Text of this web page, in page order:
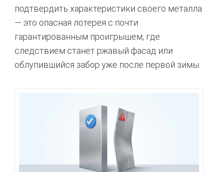
подтвердить характеристики своего металла
— это опасная лотерея с почти
гарантированным проигрышем, где
следствием станет ржавый фасад или
облупившийся забор уже после первой зимы.